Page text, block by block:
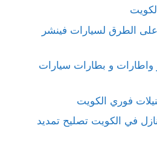
الطرق لسيارات فينشر
واطارات و بطارات سيارات
فوري الكويت
في الكويت تصليح تمديد